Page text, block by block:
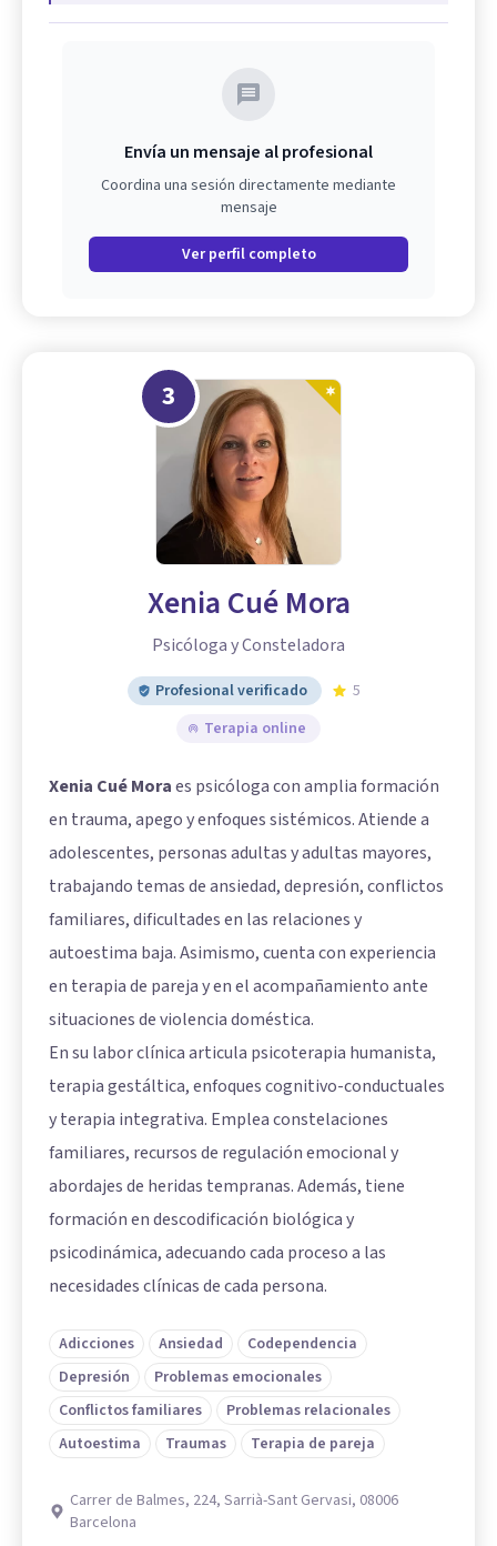
Envía un mensaje al profesional
Coordina una sesión directamente mediante
mensaje
Ver perfil completo
3
Xenia Cué Mora
Psicóloga y Consteladora
Profesional verificado
5
Terapia online
Xenia Cué Moraes psicóloga con amplia formación
en trauma, apego y enfoques sistémicos. Atiende a
adolescentes, personas adultas y adultas mayores,
trabajando temas de ansiedad, depresión, conflictos
familiares, dificultades en las relaciones y
autoestima baja. Asimismo, cuenta con experiencia
en terapia de pareja y en el acompañamiento ante
situaciones de violencia doméstica.
En su labor clínica articula psicoterapia humanista,
terapia gestáltica, enfoques cognitivo-conductuales
y terapia integrativa. Emplea constelaciones
familiares, recursos de regulación emocional y
abordajes de heridas tempranas. Además, tiene
formación en descodificación biológica y
psicodinámica, adecuando cada proceso a las
necesidades clínicas de cada persona.
Adicciones Ansiedad
Codependencia
Depresión
Problemas emocionales
Conflictos familiares
Problemas relacionales
Autoestima
Traumas Terapia de pareja
Carrer de Balmes, 224, Sarrià-Sant Gervasi, 08006
Barcelona